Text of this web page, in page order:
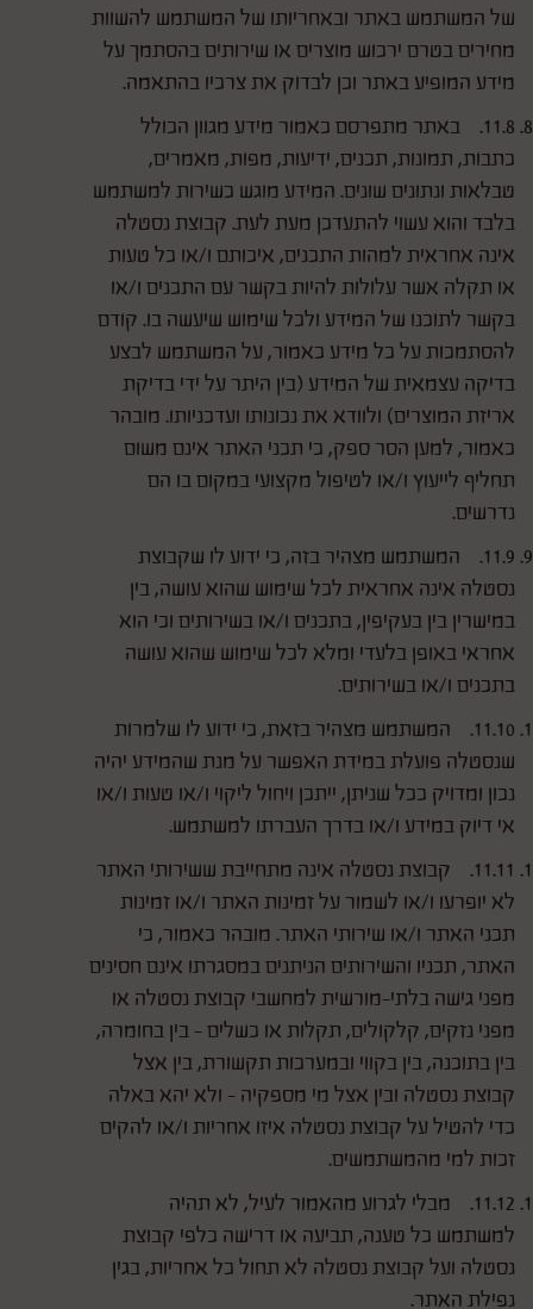
של המשתמש באתר ובאחריותו של המשתמש להשוות
מחירים בטרם ירכוש מוצרים או שירותים בהסתמך על
מידע המופיע באתר וכן לבדוק את צרכיו בהתאמה.
11.8. באתר מתפרסם כאמור מידע מגוון הכולל
כתבות, תמונות, תכנים, ידיעות, מפות, מאמרים,
טבלאות ונתונים שונים. המידע מוגש כשירות למשתמש
בלבד והוא עשוי להתעדכן מעת לעת. קבוצת נסטלה
אינה אחראית למהות התכנים, איכותם ו/או כל טעות
או תקלה אשר עלולות להיות בקשר עם התכנים ו/או
בקשר לתוכנו של המידע ולכל שימוש שיעשה בו. קודם
להסתמכות על כל מידע כאמור, על המשתמש לבצע
בדיקה עצמאית של המידע (בין היתר על ידי בדיקת
אריזת המוצרים) ולוודא את נכונותו ועדכניותו. מובהר
כאמור, למען הסר ספק, כי תכני האתר אינם משום
תחליף לייעוץ ו/או לטיפול מקצועי במקום בו הם
נדרשים.
11.9. המשתמש מצהיר בזה, כי ידוע לו שקבוצת
נסטלה אינה אחראית לכל שימוש שהוא עושה, בין
במישרין בין בעקיפין, בתכנים ו/או בשירותים וכי הוא
אחראי באופן בלעדי ומלא לכל שימוש שהוא עושה
בתכנים ו/או בשירותים.
11.10. המשתמש מצהיר בזאת, כי ידוע לו שלמרות
שנסטלה פועלת במידת האפשר על מנת שהמידע יהיה
נכון ומדויק ככל שניתן, ייתכן ויחול ליקוי ו/או טעות ו/או
אי דיוק במידע ו/או בדרך העברתו למשתמש.
11.11. קבוצת נסטלה אינה מתחייבת ששירותי האתר
לא יופרעו ו/או לשמור על זמינות האתר ו/או זמינות
תכני האתר ו/או שירותי האתר. מובהר כאמור, כי
האתר, תכניו והשירותים הניתנים במסגרתו אינם חסינים
מפני גישה בלתי-מורשית למחשבי קבוצת נסטלה או
מפני נזקים, קלקולים, תקלות או כשלים - בין בחומרה,
בין בתוכנה, בין בקווי ובמערכות תקשורת, בין אצל
קבוצת נסטלה ובין אצל מי מספקיה - ולא יהא באלה
כדי להטיל על קבוצת נסטלה איזו אחריות ו/או להקים
זכות למי מהמשתמשים.
11.12. מבלי לגרוע מהאמור לעיל, לא תהיה
למשתמש כל טענה, תביעה או דרישה כלפי קבוצת
נסטלה ועל קבוצת נסטלה לא תחול כל אחריות, בגין
נפילת האתר.